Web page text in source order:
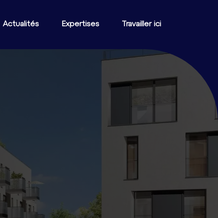
Actualités Expertises Travailler ici